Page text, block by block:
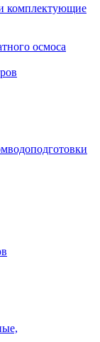
комплектующие
осмоса